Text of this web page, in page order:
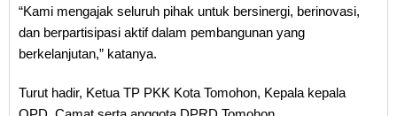
“Kami mengajak seluruh pihak untuk bersinergi, berinovasi,
dan berpartisipasi aktif dalam pembangunan yang
berkelanjutan,” katanya.
Turut hadir, Ketua TP PKK Kota Tomohon, Kepala kepala